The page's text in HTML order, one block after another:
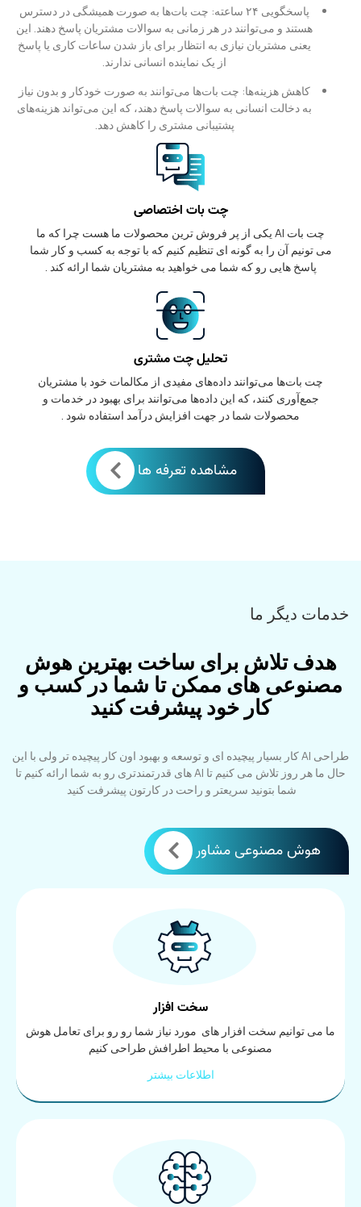
پاسخگویی ۲۴ ساعته: چت بات‌ها به صورت همیشگی در دسترس
هستند و می‌توانند در هر زمانی به سوالات مشتریان پاسخ دهند. این
یعنی مشتریان نیازی به انتظار برای باز شدن ساعات کاری یا پاسخ
از یک نماینده انسانی ندارند.
کاهش هزینه‌ها: چت بات‌ها می‌توانند به صورت خودکار و بدون نیاز
به دخالت انسانی به سوالات پاسخ دهند، که این می‌تواند هزینه‌های
پشتیبانی مشتری را کاهش دهد.
چت بات اختصاصی
چت بات AI یکی از پر فروش ترین محصولات ما هست چرا که ما
می تونیم آن را به گونه ای تنظیم کنیم که با توجه به کسب و کار شما
پاسخ هایی رو که شما می خواهید به مشتریان شما ارائه کند .
تحلیل چت مشتری
چت بات‌ها می‌توانند داده‌های مفیدی از مکالمات خود با مشتریان
جمع‌آوری کنند، که این داده‌ها می‌توانند برای بهبود در خدمات و
محصولات شما در جهت افزایش درآمد استفاده شود .
مشاهده تعرفه ها
خدمات دیگر ما
هدف تلاش برای ساخت بهترین هوش
مصنوعی های ممکن تا شما در کسب و
کار خود پیشرفت کنید
طراحی AI کار بسیار پیچیده ای و توسعه و بهبود اون کار پیچیده تر ولی با این
حال ما هر روز تلاش می کنیم تا AI های قدرتمندتری رو به شما ارائه کنیم تا
شما بتونید سریعتر و راحت در کارتون پیشرفت کنید
هوش مصنوعی مشاور
سخت افزار
ما می توانیم سخت افزار های مورد نیاز شما رو رو برای تعامل هوش
مصنوعی با محیط اطرافش طراحی کنیم
اطلاعات بیشتر